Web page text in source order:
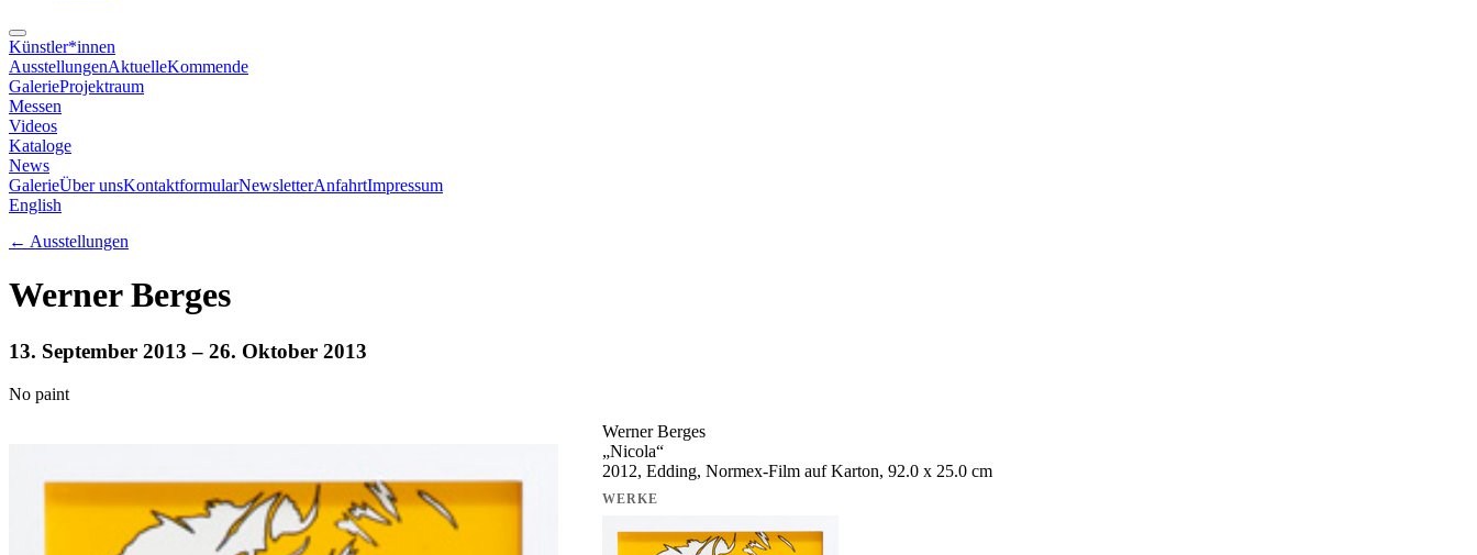
Künstler*innen
AusstellungenAktuelleKommende
GalerieProjektraum
Messen
Videos
Kataloge
News
GalerieÜber unsKontaktformularNewsletterAnfahrtImpressum
English
← Ausstellungen
Werner Berges
13. September 2013 – 26. Oktober 2013
No paint
Werner Berges
„Nicola“
2012, Edding, Normex-Film auf Karton, 92.0 x 25.0 cm
WERKE